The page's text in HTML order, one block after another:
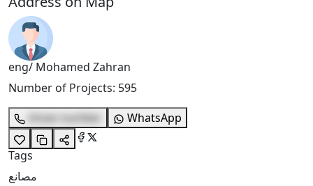
eng/ Mohamed Zahran
Number of Projects: 595
show number
WhatsApp
Tags
مصانع